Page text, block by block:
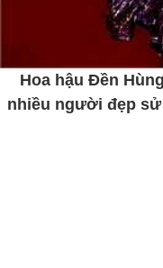
Hoa hậu Đền
nhiều người đẹp sử